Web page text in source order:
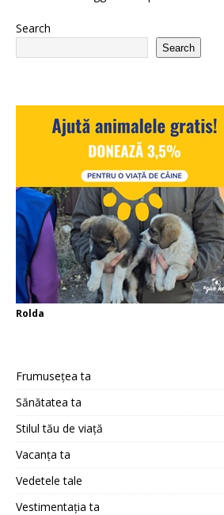
Search
Search
Rolda
Frumusețea ta
Sănătatea ta
Stilul tău de viață
Vacanța ta
Vedetele tale
Vestimentația ta